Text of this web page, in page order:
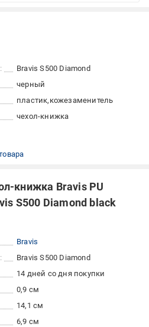
Bravis S500 Diamond
черный
пластик кожезаменитель
чехол-книжка
книжка Bravis PU
S500 Diamond black
Bravis
Bravis S500 Diamond
14 дней со дня покупки
0,9 см
14,1 см
6,9 см